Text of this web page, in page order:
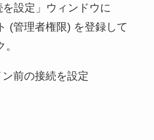
を設定」ウィンドウに
(管理者権限) を登録して